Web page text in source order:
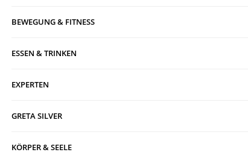
BEWEGUNG & FITNESS
ESSEN & TRINKEN
EXPERTEN
GRETA SILVER
KÖRPER & SEELE